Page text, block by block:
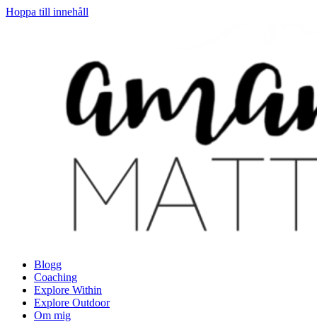
Hoppa till innehåll
Blogg
Coaching
Explore Within
Explore Outdoor
Om mig